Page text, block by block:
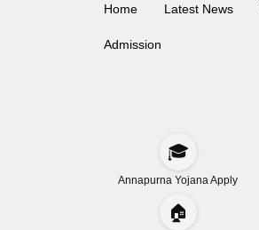
Home Latest News
Admission
🎓
Annapurna Yojana Apply
🏠